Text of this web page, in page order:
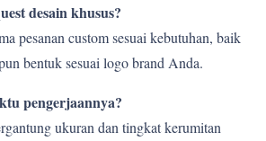
desain khusus?
pesanan custom sesuai kebutuhan, baik
bentuk sesuai logo brand Anda.
pengerjaannya?
ukuran dan tingkat kerumitan